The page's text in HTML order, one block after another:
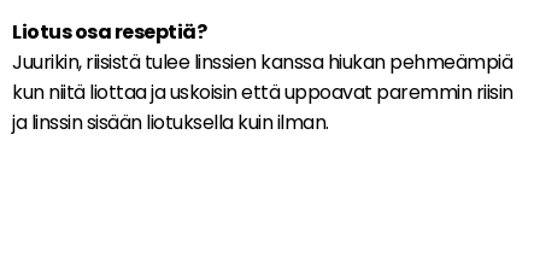
Liotus osa reseptiä?
Juurikin, riisistä tulee linssien kanssa hiukan pehmeämpiä
kun niitä liottaa ja uskoisin että uppoavat paremmin riisin
ja linssin sisään liotuksella kuin ilman.